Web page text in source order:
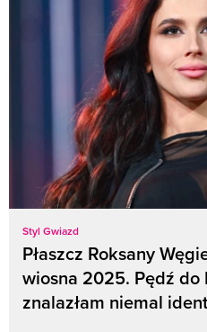
Styl Gwiazd
Płaszcz Roksany
wiosna 2025. Pędź do
znalazłam niemal